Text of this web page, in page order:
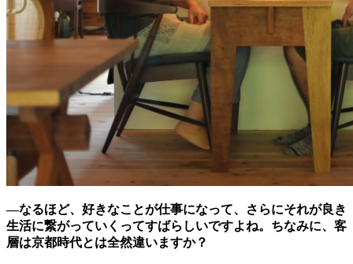
―なるほど、好きなことが仕事になって、さらにそれが良き
生活に繋がっていくってすばらしいですよね。ちなみに、客
層は京都時代とは全然違いますか？